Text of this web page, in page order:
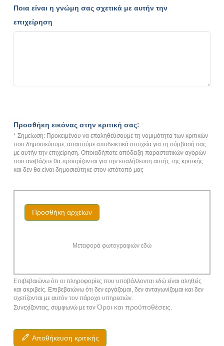
Ποια είναι η γνώμη σας σχετικά με αυτήν την
επιχείρηση
Προσθήκη εικόνας στην κριτική σας:
* Σημείωση: Προκειμένου να επαληθεύσουμε τη νομιμότητα των κριτικών
που δημοσιεύουμε, απαιτούμε αποδεικτικά στοιχεία για τη σύμβασή σας
με αυτήν την επιχείρηση. Οποιαδήποτε απόδειξη παραστατικών αγορών
που ανεβάζετε θα προορίζονται για την επαλήθευση αυτής της κριτικής
και δεν θα είναι δημοσιεύτηκε στον ιστότοπό μας
Προσθήκη αρχείων
Μεταφορά φωτογραφιών εδώ
Επιβεβαιώνω ότι οι πληροφορίες που υποβάλλονται εδώ είναι αληθείς
και ακριβείς. Επιβεβαιώνω ότι δεν εργάζομαι, δεν ανταγωνίζομαι και δεν
σχετίζονται με αυτόν τον πάροχο υπηρεσιών.
Συνεχίζοντας, συμφωνώ με τονΌροι και προϋποθέσεις
Αποθήκευση κριτικής